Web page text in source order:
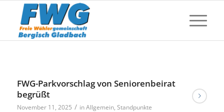
FWG-Parkvorschlag von Seniorenbeirat
begrüßt
November 11, 2025 / inAllgemein, Standpunkte